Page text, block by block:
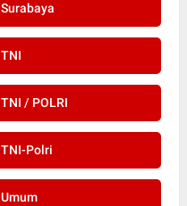
Surabaya
TNI
TNI / POLRI
TNI-Polri
Umum